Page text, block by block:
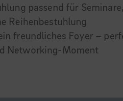
passend für
Reihenbestuhlung
freundliches Foyer –
Networking-Moment